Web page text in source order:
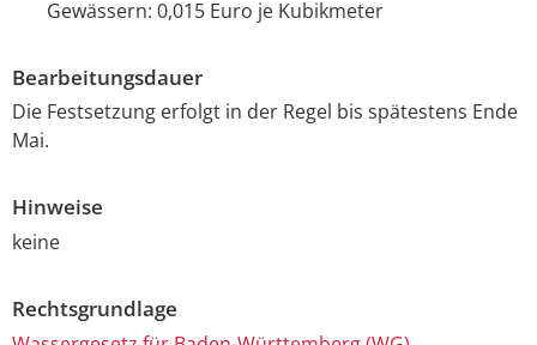
Gewässern: 0,015 Euro je Kubikmeter
Bearbeitungsdauer
Die Festsetzung erfolgt in der Regel bis spätestens Ende
Mai.
Hinweise
keine
Rechtsgrundlage